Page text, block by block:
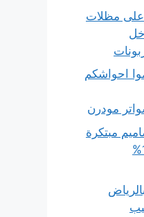
مداخل..خصم15%على مظلات
احواشكم
مودرن
مبتكرة
تمنحك الراحة والأمان 100%